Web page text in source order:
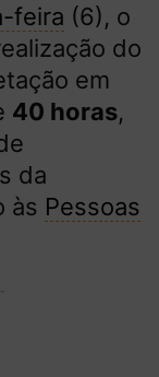
feira (6), o
do
em
40 horas,
da
às Pessoas